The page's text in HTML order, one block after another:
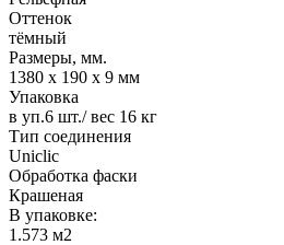
Оттенок
тёмный
Размеры, мм.
1380 х 190 х 9 мм
Упаковка
в уп.6 шт./ вес 16 кг
Тип соединения
Uniclic
Обработка фаски
Крашеная
В упаковке:
1.573 м2